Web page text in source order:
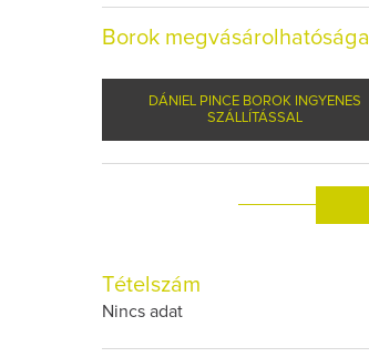
Borok megvásárolhatósága
DÁNIEL PINCE BOROK INGYENES
SZÁLLÍTÁSSAL
Tételszám
Nincs adat